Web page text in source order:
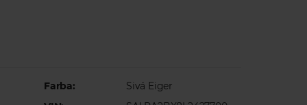
Farba:
Sivá Eiger